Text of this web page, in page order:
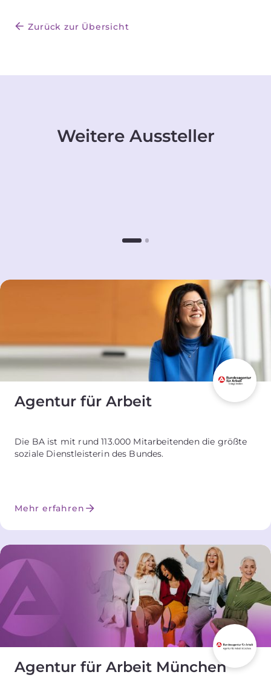
Zurück zur Übersicht
Weitere Aussteller
Agentur für Arbeit
Die BA ist mit rund 113.000 Mitarbeitenden die größte
soziale Dienstleisterin des Bundes.
Mehr erfahren
Agentur für Arbeit München